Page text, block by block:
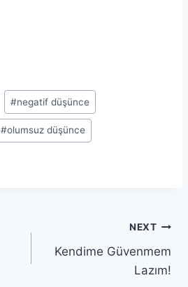
#negatif düşünce
#olumsuz düşünce
NEXT
Kendime Güvenmem
Lazım!